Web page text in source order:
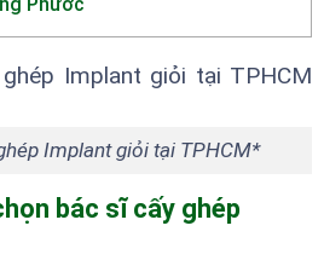
Implant giỏi tại TPHCM*
bác sĩ cấy ghép